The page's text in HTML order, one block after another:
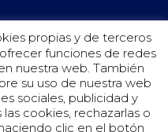
propias y de terceros
funciones de redes
nuestra web. También
su uso de nuestra web
sociales, publicidad y
cookies, rechazarlas o
clic en el botón